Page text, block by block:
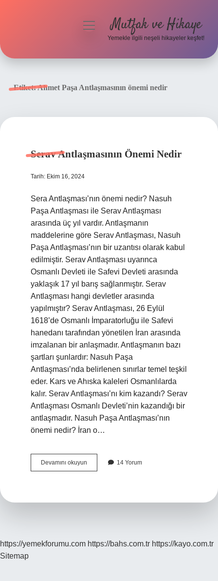
menüyüMutfak ve Hikaye
Yemekle ilgili neşeli hikayeler keşfet!
Etiket:Ahmet Paşa Antlaşmasının önemi nedir
Serav Antlaşmasının Önemi Nedir
Tarih: Ekim 16, 2024
Sera Antlaşması’nın önemi nedir? Nasuh
Paşa Antlaşması ile Serav Antlaşması
arasında üç yıl vardır. Antlaşmanın
maddelerine göre Serav Antlaşması, Nasuh
Paşa Antlaşması’nın bir uzantısı olarak kabul
edilmiştir. Serav Antlaşması uyarınca
Osmanlı Devleti ile Safevi Devleti arasında
yaklaşık 17 yıl barış sağlanmıştır. Serav
Antlaşması hangi devletler arasında
yapılmıştır? Serav Antlaşması, 26 Eylül
1618’de Osmanlı İmparatorluğu ile Safevi
hanedanı tarafından yönetilen İran arasında
imzalanan bir anlaşmadır. Antlaşmanın bazı
şartları şunlardır: Nasuh Paşa
Antlaşması’nda belirlenen sınırlar temel teşkil
eder. Kars ve Ahıska kaleleri Osmanlılarda
kalır. Serav Antlaşması’nı kim kazandı? Serav
Antlaşması Osmanlı Devleti’nin kazandığı bir
antlaşmadır. Nasuh Paşa Antlaşması’nın
önemi nedir? İran o…
Devamını okuyun
Antlaşmasının
14 Yorum
https://yemekforumu.com https://bahs.com.tr https://kayo.com.tr
Sitemap